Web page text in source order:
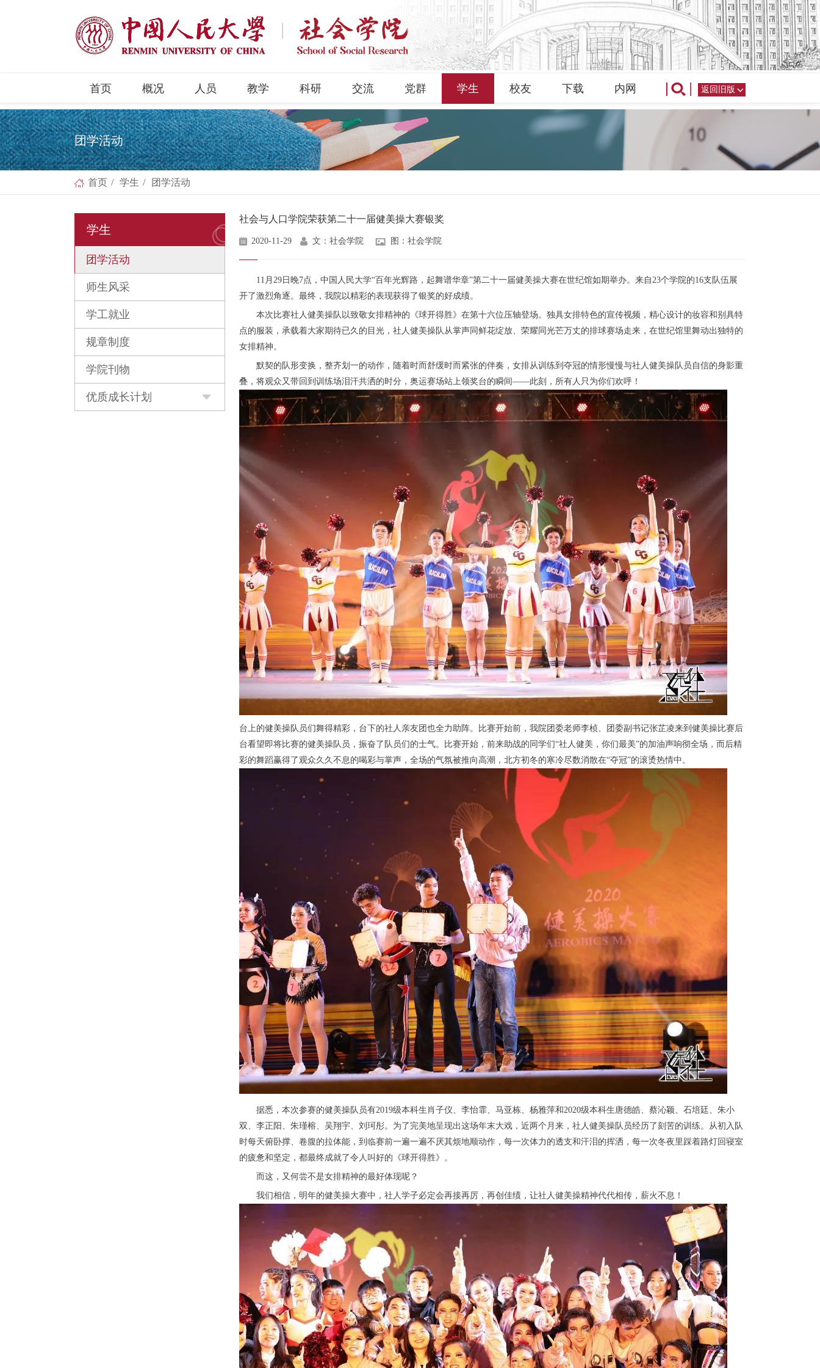
首页 概况 人员 教学 科研 交流 党群 学生 校友 下载 内网 返回旧版
团学活动
首页 / 学生 / 团学活动
学生
团学活动
师生风采
学工就业
规章制度
学院刊物
优质成长计划
社会与人口学院荣获第二十一届健美操大赛银奖
2020-11-29 文：社会学院 图：社会学院
11月29日晚7点，中国人民大学“百年光辉路，起舞谱华章”第二十一届健美操大赛在世纪馆如期举办。来自23个学院的16支队伍展
开了激烈角逐。最终，我院以精彩的表现获得了银奖的好成绩。
本次比赛社人健美操队以致敬女排精神的《球开得胜》在第十六位压轴登场。独具女排特色的宣传视频，精心设计的妆容和别具特
点的服装，承载着大家期待已久的目光，社人健美操队从掌声同鲜花绽放、荣耀同光芒万丈的排球赛场走来，在世纪馆里舞动出独特的
女排精神。
默契的队形变换，整齐划一的动作，随着时而舒缓时而紧张的伴奏，女排从训练到夺冠的情形慢慢与社人健美操队员自信的身影重
叠，将观众又带回到训练场泪汗共洒的时分，奥运赛场站上领奖台的瞬间——此刻，所有人只为你们欢呼！
台上的健美操队员们舞得精彩，台下的社人亲友团也全力助阵。比赛开始前，我院团委老师李桢、团委副书记张芷凌来到健美操比赛后
台看望即将比赛的健美操队员，振奋了队员们的士气。比赛开始，前来助战的同学们“社人健美，你们最美”的加油声响彻全场，而后精
彩的舞蹈赢得了观众久久不息的喝彩与掌声，全场的气氛被推向高潮，北方初冬的寒冷尽数消散在“夺冠”的滚烫热情中。
据悉，本次参赛的健美操队员有2019级本科生肖子仪、李怡霏、马亚栋、杨雅萍和2020级本科生唐德皓、蔡沁颖、石培廷、朱小
双、李正阳、朱瑾榕、吴翔宇、刘珂彤。为了完美地呈现出这场年末大戏，近两个月来，社人健美操队员经历了刻苦的训练。从初入队
时每天俯卧撑、卷腹的拉体能，到临赛前一遍一遍不厌其烦地顺动作，每一次体力的透支和汗泪的挥洒，每一次冬夜里踩着路灯回寝室
的疲惫和坚定，都最终成就了令人叫好的《球开得胜》。
而这，又何尝不是女排精神的最好体现呢？
我们相信，明年的健美操大赛中，社人学子必定会再接再厉，再创佳绩，让社人健美操精神代代相传，薪火不息！